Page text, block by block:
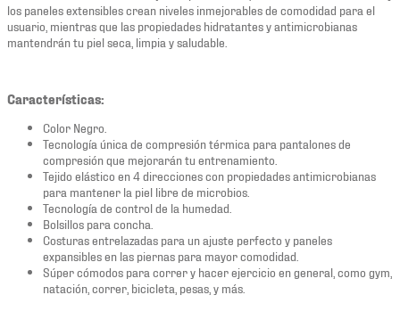
los paneles extensibles crean niveles inmejorables de comodidad para el
usuario, mientras que las propiedades hidratantes y antimicrobianas
mantendrán tu piel seca, limpia y saludable.
Características:
Color Negro.
Tecnología única de compresión térmica para pantalones de
compresión que mejorarán tu entrenamiento.
Tejido elástico en 4 direcciones con propiedades antimicrobianas
para mantener la piel libre de microbios.
Tecnología de control de la humedad.
Bolsillos para concha.
Costuras entrelazadas para un ajuste perfecto y paneles
expansibles en las piernas para mayor comodidad.
Súper cómodos para correr y hacer ejercicio en general, como gym,
natación, correr, bicicleta, pesas, y más.